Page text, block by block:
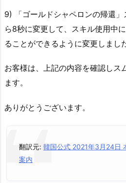
9) 「ゴールドシャペロンの帰還
ら8秒に変更して、スキル使用中
ることができるように変更しまし
お客様は、上記の内容を確認しス
ます。
ありがとうございます。
翻訳元: 韓国公式 2021年3月24日
案内